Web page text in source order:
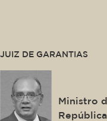
JUIZ DE GARANTIAS
Ministro